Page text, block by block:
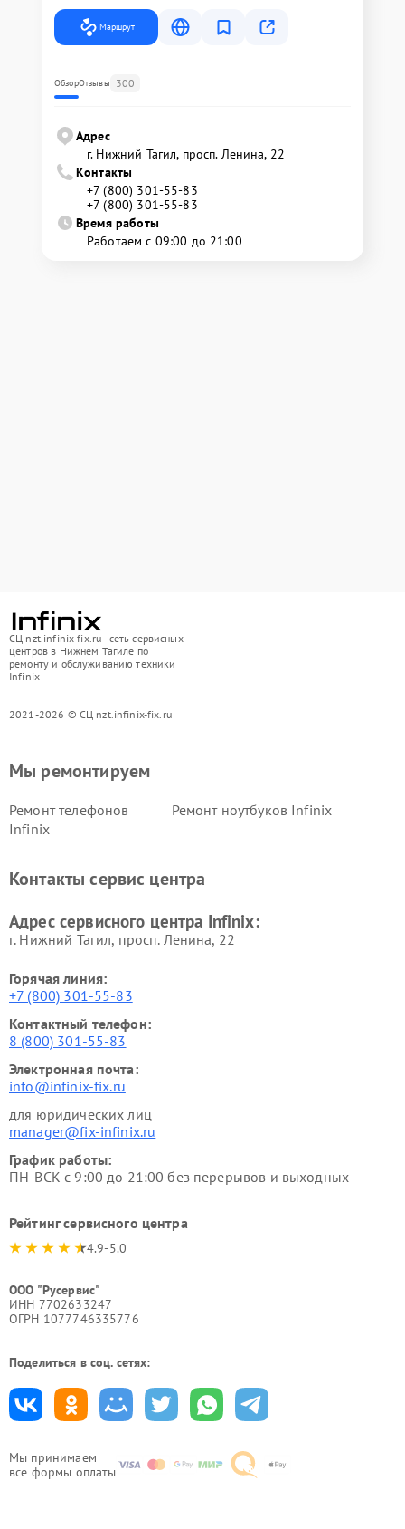
Маршрут
ОбзорОтзывы 300
Адрес
г. Нижний Тагил, просп. Ленина, 22
Контакты
+7 (800) 301-55-83
+7 (800) 301-55-83
Время работы
Работаем с 09:00 до 21:00
СЦ nzt.infinix-fix.ru - сеть сервисных
центров в Нижнем Тагиле по
ремонту и обслуживанию техники
Infinix
2021-2026 © СЦ nzt.infinix-fix.ru
Мы принимаем
все формы оплаты
Мы ремонтируем
Ремонт телефонов
Infinix
Ремонт ноутбуков Infinix
Контакты сервис центра
Адрес сервисного центра Infinix:
г. Нижний Тагил, просп. Ленина, 22
Горячая линия:
+7 (800) 301-55-83
Контактный телефон:
8 (800) 301-55-83
Электронная почта:
info@infinix-fix.ru
для юридических лиц
manager@fix-infinix.ru
График работы:
ПН-ВСК с 9:00 до 21:00 без перерывов и выходных
Рейтинг сервисного центра
4.9-5.0
ООО "Русервис"
ИНН 7702633247
ОГРН 1077746335776
Поделиться в соц. сетях: